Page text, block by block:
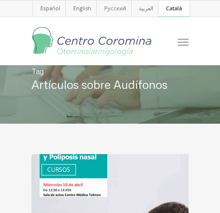
Español English Русский العربية Català
Tag
Artículos sobre Audífonos
CURSOS